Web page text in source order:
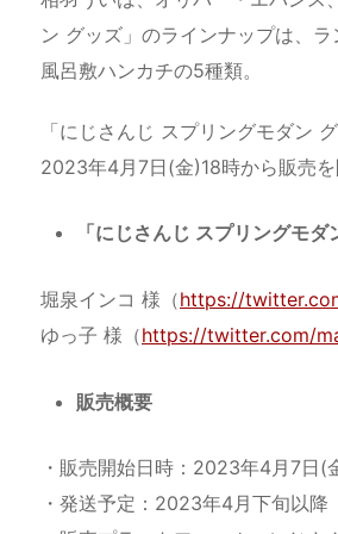
ン グッズ」のラインナップは、
風呂敷ハンカチの5種類。
「にじさんじ スプリングモダン
2023年4月7日(金)18時から販売を
「にじさんじ スプリングモ
堀泉インコ 様（https://
ゆっ子 様（https://twitter.com/
販売概要
・販売開始日時：2023年4月7日(
・発送予定：2023年4月下旬以降